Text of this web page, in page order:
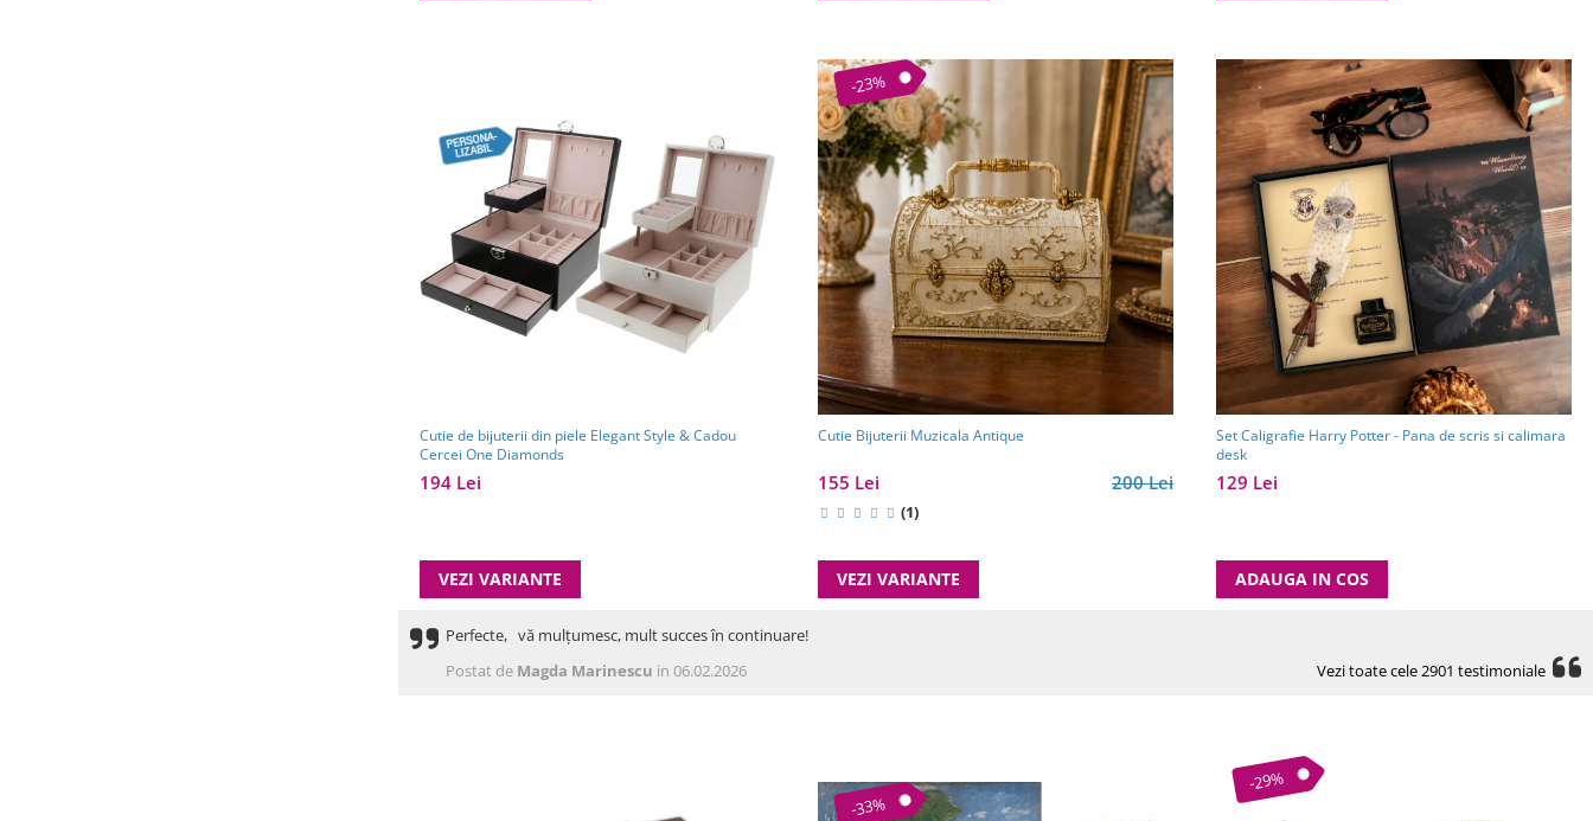
Cutie de bijuterii din piele Elegant Style & Cadou
Cercei One Diamonds
194 Lei
VEZI VARIANTE
-23%
Cutie Bijuterii Muzicala Antique
200 Lei
155 Lei
(1)
VEZI VARIANTE
Set Caligrafie Harry Potter - Pana de scris si calimara
desk
129 Lei
ADAUGA IN COS
Perfecte, vă mulțumesc, mult succes în continuare!
Postat de Magda Marinescu in 06.02.2026 Vezi toate cele 2901 testimoniale
-33%
-29%